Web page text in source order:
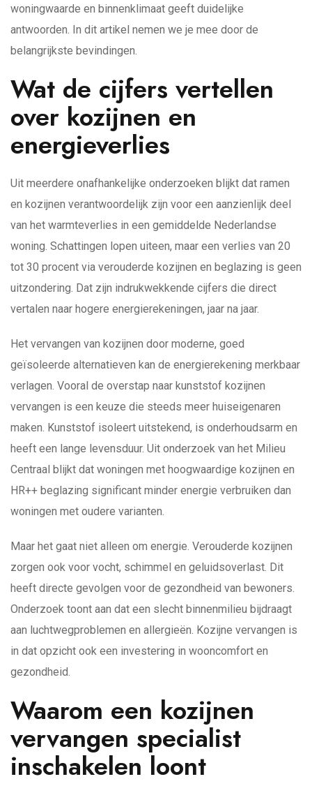
woningwaarde en binnenklimaat geeft duidelijke
antwoorden. In dit artikel nemen we je mee door de
belangrijkste bevindingen.
Wat de cijfers vertellen
over kozijnen en
energieverlies
Uit meerdere onafhankelijke onderzoeken blijkt dat ramen
en kozijnen verantwoordelijk zijn voor een aanzienlijk deel
van het warmteverlies in een gemiddelde Nederlandse
woning. Schattingen lopen uiteen, maar een verlies van 20
tot 30 procent via verouderde kozijnen en beglazing is geen
uitzondering. Dat zijn indrukwekkende cijfers die direct
vertalen naar hogere energierekeningen, jaar na jaar.
Het vervangen van kozijnen door moderne, goed
geïsoleerde alternatieven kan de energierekening merkbaar
verlagen. Vooral de overstap naar kunststof kozijnen
vervangen is een keuze die steeds meer huiseigenaren
maken. Kunststof isoleert uitstekend, is onderhoudsarm en
heeft een lange levensduur. Uit onderzoek van het Milieu
Centraal blijkt dat woningen met hoogwaardige kozijnen en
HR++ beglazing significant minder energie verbruiken dan
woningen met oudere varianten.
Maar het gaat niet alleen om energie. Verouderde kozijnen
zorgen ook voor vocht, schimmel en geluidsoverlast. Dit
heeft directe gevolgen voor de gezondheid van bewoners.
Onderzoek toont aan dat een slecht binnenmilieu bijdraagt
aan luchtwegproblemen en allergieën. Kozijne vervangen is
in dat opzicht ook een investering in wooncomfort en
gezondheid.
Waarom een kozijnen
vervangen specialist
inschakelen loont